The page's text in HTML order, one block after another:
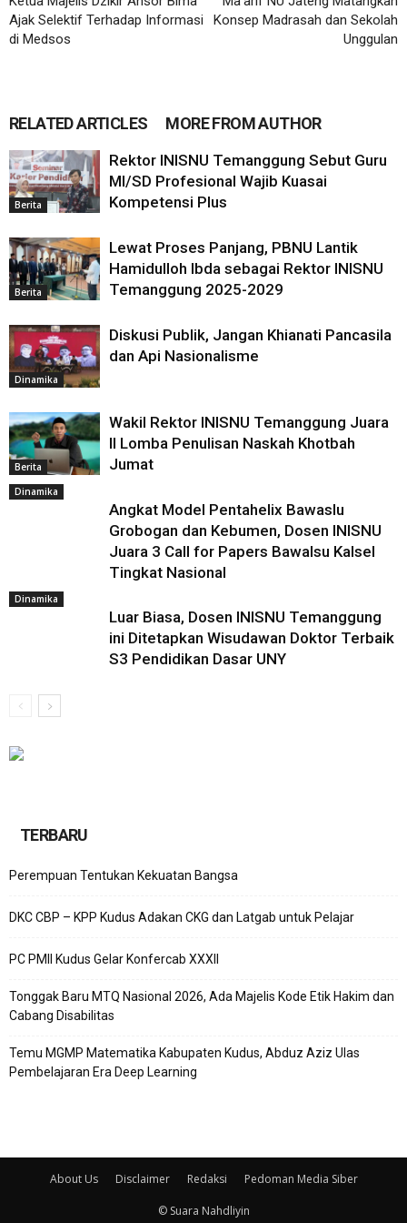
Ajak Selektif Terhadap Informasi
di Medsos
Konsep Madrasah dan Sekolah
Unggulan
RELATED ARTICLES MORE FROM AUTHOR
Berita
Rektor INISNU Temanggung Sebut Guru
MI/SD Profesional Wajib Kuasai
Kompetensi Plus
Berita
Lewat Proses Panjang, PBNU Lantik
Hamidulloh Ibda sebagai Rektor INISNU
Temanggung 2025-2029
Dinamika
Diskusi Publik, Jangan Khianati Pancasila
dan Api Nasionalisme
Berita
Wakil Rektor INISNU Temanggung Juara
II Lomba Penulisan Naskah Khotbah
Jumat
Dinamika
Angkat Model Pentahelix Bawaslu
Grobogan dan Kebumen, Dosen INISNU
Juara 3 Call for Papers Bawalsu Kalsel
Tingkat Nasional
Dinamika
Luar Biasa, Dosen INISNU Temanggung
ini Ditetapkan Wisudawan Doktor Terbaik
S3 Pendidikan Dasar UNY
TERBARU
Perempuan Tentukan Kekuatan Bangsa
DKC CBP – KPP Kudus Adakan CKG dan Latgab untuk Pelajar
PC PMII Kudus Gelar Konfercab XXXII
Tonggak Baru MTQ Nasional 2026, Ada Majelis Kode Etik Hakim dan
Cabang Disabilitas
Temu MGMP Matematika Kabupaten Kudus, Abduz Aziz Ulas
Pembelajaran Era Deep Learning
About Us Disclaimer Redaksi Pedoman Media Siber
© Suara Nahdliyin